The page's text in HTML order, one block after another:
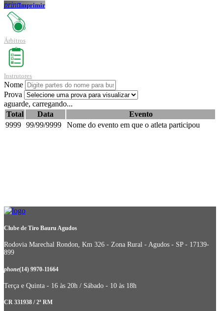
printImprimir
Árbitros
Instrutores
Nome
Prova
aguarde, carregando...
Total
Data
Evento
9999 99/99/9999 Nome do evento em que o atleta participou
Clube de Tiro Bauru Agudos
Rodovia Marechal Rondon, Km 326 - Zona Rural - Agudos - SP - 17139-
899
phone(14) 9970-11664
Terça e Quinta - 16 às 20h / Sábado - 10 às 18h
CR 331938 / 2ª RM